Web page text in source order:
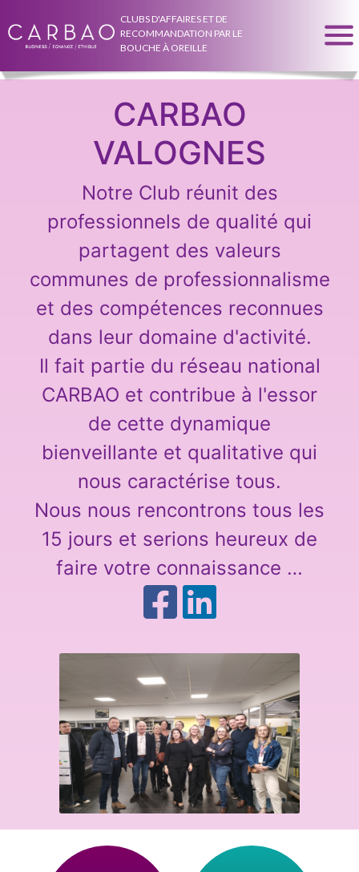
CLUBS D'AFFAIRES ET DE
RECOMMANDATION PAR LE
BOUCHE À OREILLE
CARBAO
VALOGNES
Notre Club réunit des
professionnels de qualité qui
partagent des valeurs
communes de professionnalisme
et des compétences reconnues
dans leur domaine d'activité.
Il fait partie du réseau national
CARBAO et contribue à l'essor
de cette dynamique
bienveillante et qualitative qui
nous caractérise tous.
Nous nous rencontrons tous les
15 jours et serions heureux de
faire votre connaissance …